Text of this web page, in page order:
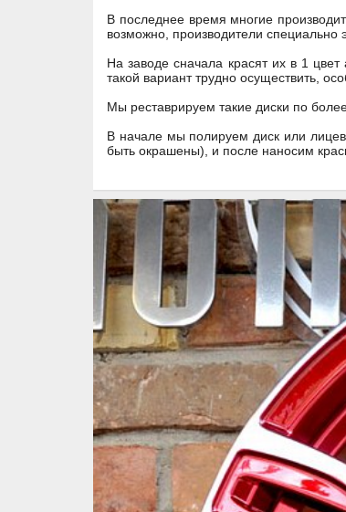
В последнее время многие
возможно, производители специально
На заводе сначала красят их в 1
такой вариант трудно осуществить,
Мы реставрируем такие диски по
В начале мы полируем диск или
быть окрашены), и после наносим